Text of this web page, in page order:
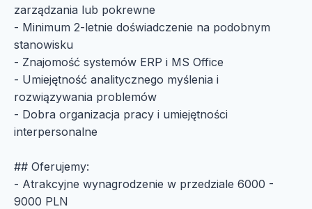
zarządzania lub pokrewne
- Minimum 2-letnie doświadczenie na podobnym
stanowisku
- Znajomość systemów ERP i MS Office
- Umiejętność analitycznego myślenia i
rozwiązywania problemów
- Dobra organizacja pracy i umiejętności
interpersonalne
## Oferujemy:
- Atrakcyjne wynagrodzenie w przedziale 6000 -
9000 PLN